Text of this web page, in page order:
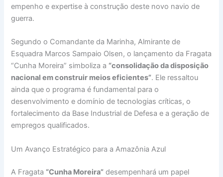
empenho e expertise à construção deste novo navio de
guerra.
Segundo o Comandante da Marinha, Almirante de
Esquadra Marcos Sampaio Olsen, o lançamento da Fragata
“Cunha Moreira” simboliza a “consolidação da disposição
nacional em construir meios eficientes”. Ele ressaltou
ainda que o programa é fundamental para o
desenvolvimento e domínio de tecnologias críticas, o
fortalecimento da Base Industrial de Defesa e a geração de
empregos qualificados.
Um Avanço Estratégico para a Amazônia Azul
A Fragata “Cunha Moreira” desempenhará um papel